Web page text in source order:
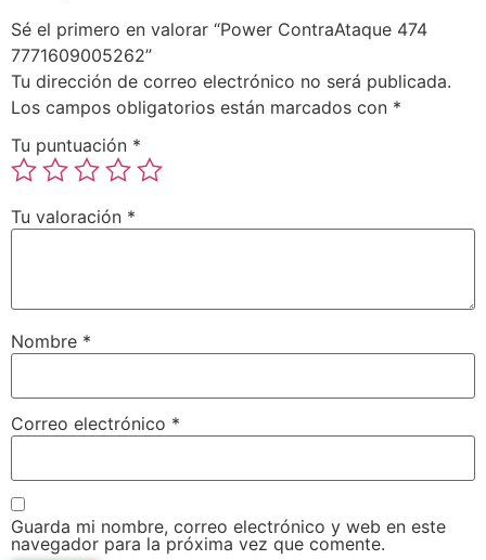
Sé el primero en valorar “Power ContraAtaque 474
7771609005262”
Tu dirección de correo electrónico no será publicada.
Los campos obligatorios están marcados con *
Tu puntuación *
Tu valoración *
Nombre *
Correo electrónico *
Guarda mi nombre, correo electrónico y web en este
navegador para la próxima vez que comente.